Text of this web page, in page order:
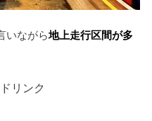
いながら地上走行区間が多
リンク